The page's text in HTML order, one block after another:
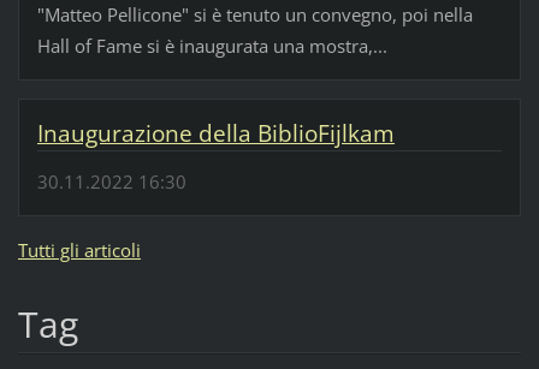
"Matteo Pellicone" si è tenuto un convegno, poi nella
Hall of Fame si è inaugurata una mostra,...
Inaugurazione della BiblioFijlkam
30.11.2022 16:30
Tutti gli articoli
Tag